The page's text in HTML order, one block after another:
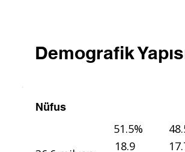
Demografik
51.5%
18.9
Nüfus